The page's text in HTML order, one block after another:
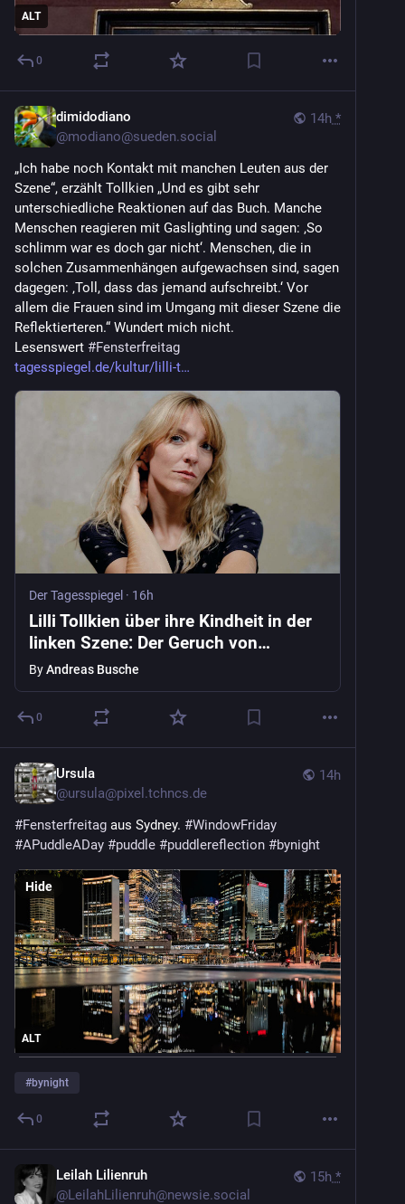
ALT
0
14h *
dimidodiano
@modiano@sueden.social
„Ich habe noch Kontakt mit manchen Leuten aus der
Szene“, erzählt Tollkien „Und es gibt sehr
unterschiedliche Reaktionen auf das Buch. Manche
Menschen reagieren mit Gaslighting und sagen: ‚So
schlimm war es doch gar nicht‘. Menschen, die in
solchen Zusammenhängen aufgewachsen sind, sagen
dagegen: ‚Toll, dass das jemand aufschreibt.‘ Vor
allem die Frauen sind im Umgang mit dieser Szene die
Reflektierteren.“ Wundert mich nicht.
Lesenswert #Fensterfreitag
tagesspiegel.de/kultur/lilli-t
Der Tagesspiegel · 16h
Lilli Tollkien über ihre Kindheit in der
linken Szene: Der Geruch von
Haschisch, Schwarzer Krauser und
stockiger Wäsche
ByAndreas Busche
0
14h
Ursula
@ursula@pixel.tchncs.de
#Fensterfreitag aus Sydney. #WindowFriday
#APuddleADay #puddle #puddlereflection #bynight
ALT
Hide
#bynight
0
15h *
Leilah Lilienruh
@LeilahLilienruh@newsie.social